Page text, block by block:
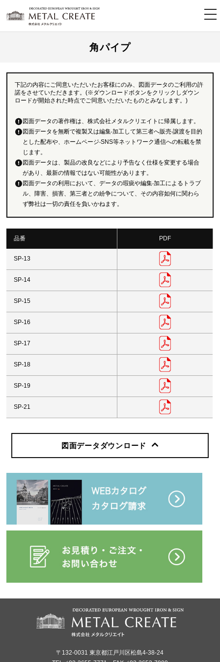
角パイプ
下記の内容にご同意いただいたお客様にのみ、図面データのご利用の許
諾をさせていただきます。(※ダウンロードボタンをクリックしダウン
ロードが開始された時点でご同意いただいたものとみなします。)
図面データの著作権は、株式会社メタルクリエイトに帰属します。
図面データを無断で複製又は編集‧加工して第三者へ販売‧譲渡を目的
とした配布や、ホームページ‧SNS等ネットワーク通信への転載を禁
じます。
図面データは、製品の改良などにより予告なく仕様を変更する場合
があり、最新の情報ではない可能性があります。
図面データの利用において、データの瑕疵や編集‧加工によるトラブ
ル、障害、損害、第三者との紛争について、その内容如何に関わら
ず弊社は一切の責任を負いかねます。
品番 PDF
SP-13
SP-14
SP-15
SP-16
SP-17
SP-18
SP-19
SP-21
図面データダウンロード
〒132-0031 東京都江戸川区松島4-38-24